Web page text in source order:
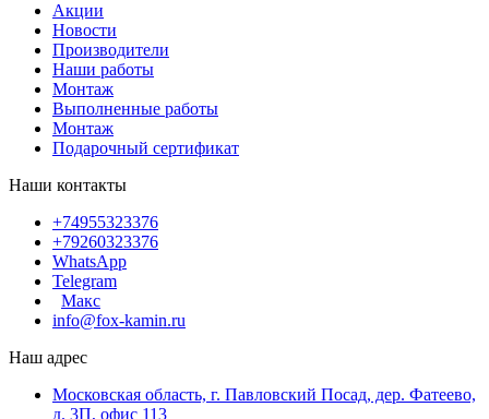
Акции
Новости
Производители
Наши работы
Монтаж
Выполненные работы
Монтаж
Подарочный сертификат
Наши контакты
+74955323376
+79260323376
WhatsApp
Telegram
Макс
info@fox-kamin.ru
Наш адрес
Московская область, г. Павловский Посад, дер. Фатеево,
д. 3П, офис 113